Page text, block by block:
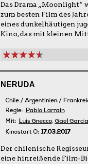
Das Drama „Moonlight“
zum besten Film des
eines dunkelhäutigen
Kino, das mit kleinen
NERUDA
Chile / Argentinien /
Regie:Pablo Larrain
Mit: Luis Gnecco,Gael
Kinostart Ö: 17.03.2017
Der chilenische
eine hinreißende Film-